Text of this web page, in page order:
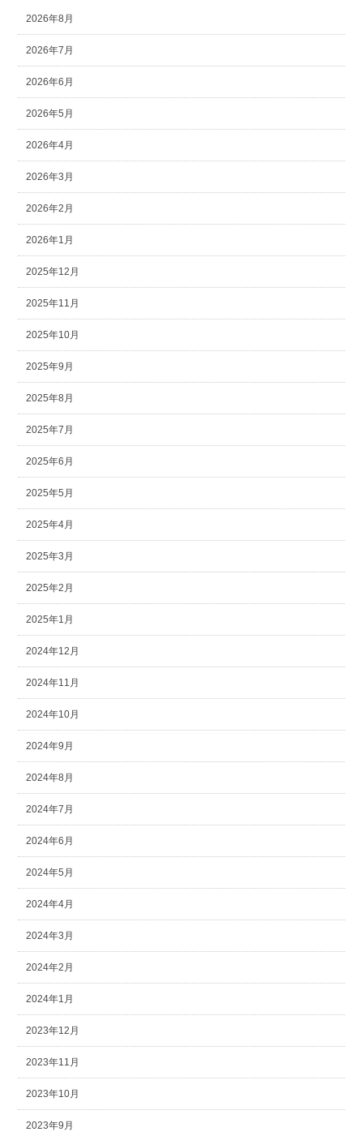
2026年8月
2026年7月
2026年6月
2026年5月
2026年4月
2026年3月
2026年2月
2026年1月
2025年12月
2025年11月
2025年10月
2025年9月
2025年8月
2025年7月
2025年6月
2025年5月
2025年4月
2025年3月
2025年2月
2025年1月
2024年12月
2024年11月
2024年10月
2024年9月
2024年8月
2024年7月
2024年6月
2024年5月
2024年4月
2024年3月
2024年2月
2024年1月
2023年12月
2023年11月
2023年10月
2023年9月